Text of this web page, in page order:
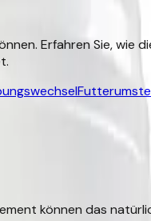
Erfahren Sie, wie
können das